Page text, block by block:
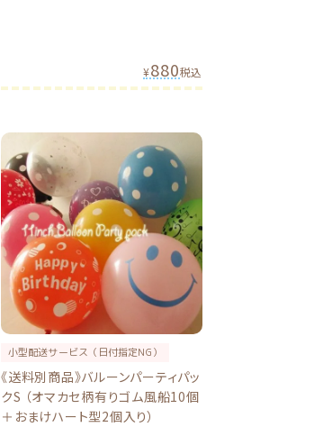
¥880税込
小型配送サービス（日付指定NG）
《送料別商品》バルーンパーティパッ
クS （オマカセ柄有りゴム風船10個
＋おまけハート型2個入り）